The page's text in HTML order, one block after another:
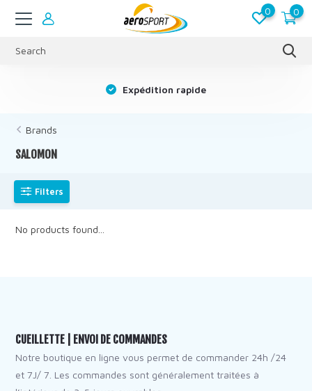
0 0
Expédition rapide
Brands
SALOMON
Filters
No products found...
CUEILLETTE | ENVOI DE COMMANDES
Notre boutique en ligne vous permet de commander 24h /24
et 7J/ 7. Les commandes sont généralement traitées à